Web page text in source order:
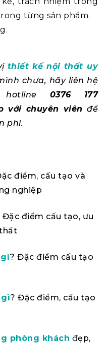
từng sản phẩm.
thiết kế nội thất uy
chưa, hãy liên hệ
0376 177
với chuyên viên để
phí.
điểm, cấu tạo và
nghiệp
Đặc điểm cấu tạo, ưu
? Đặc điểm cấu tạo
gì? Đặc điểm, cấu tạo
phòng khách đẹp,